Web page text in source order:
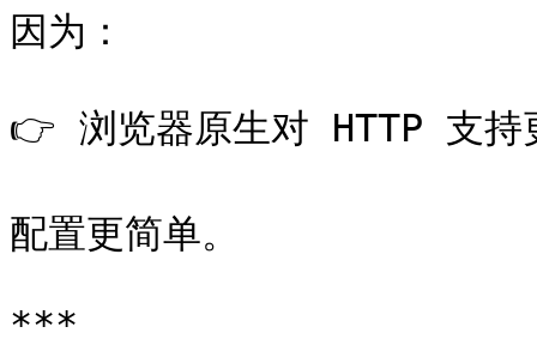
因为：
👉 浏览器原生对 HTTP 支持
配置更简单。
***